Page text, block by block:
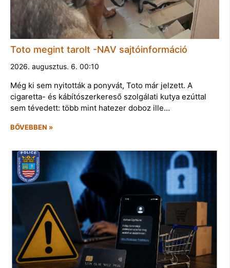
Toto megint tarolt -NAV sajtóinformáció
2026. augusztus. 6. 00:10
Még ki sem nyitották a ponyvát, Toto már jelzett. A
cigaretta- és kábítószerkereső szolgálati kutya ezúttal
sem tévedett: több mint hatezer doboz ille…
BŐVEBBEN »